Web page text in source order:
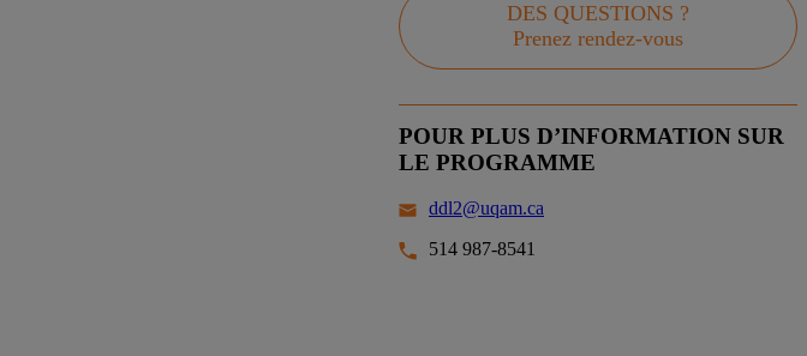
DES QUESTIONS ?
Prenez rendez-vous
POUR PLUS D’INFORMATION SUR
LE PROGRAMME
ddl2@uqam.ca
514 987-8541